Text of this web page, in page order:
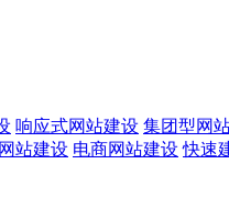
响应式网站建设 集团型网
站建设 电商网站建设 快速